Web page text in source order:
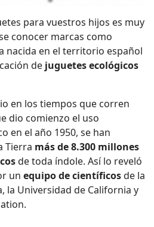
para vuestros hijos es muy
conocer marcas como
nacida en el territorio español
de juguetes ecológicos
en los tiempos que corren
dio comienzo el uso
en el año 1950, se han
Tierra más de 8.300 millones
de toda índole. Así lo reveló
un equipo de científicosde la
la Universidad de California y